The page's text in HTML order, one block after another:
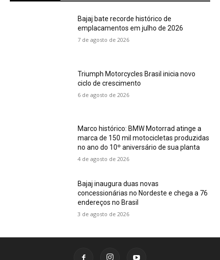
Bajaj bate recorde histórico de
emplacamentos em julho de 2026
7 de agosto de 2026
Triumph Motorcycles Brasil inicia novo
ciclo de crescimento
6 de agosto de 2026
Marco histórico: BMW Motorrad atinge a
marca de 150 mil motocicletas produzidas
no ano do 10º aniversário de sua planta
4 de agosto de 2026
Bajaj inaugura duas novas
concessionárias no Nordeste e chega a 76
endereços no Brasil
3 de agosto de 2026